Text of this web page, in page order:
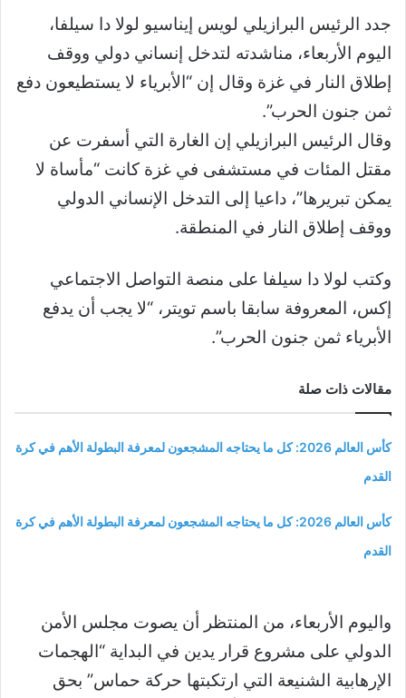
جدد الرئيس البرازيلي لويس إيناسيو لولا دا سيلفا،
اليوم الأربعاء، مناشدته لتدخل إنساني دولي ووقف
إطلاق النار في غزة وقال إن “الأبرياء لا يستطيعون دفع
ثمن جنون الحرب”.
وقال الرئيس البرازيلي إن الغارة التي أسفرت عن
مقتل المئات في مستشفى في غزة كانت “مأساة لا
يمكن تبريرها”، داعيا إلى التدخل الإنساني الدولي
ووقف إطلاق النار في المنطقة.
وكتب لولا دا سيلفا على منصة التواصل الاجتماعي
إكس، المعروفة سابقا باسم تويتر، “لا يجب أن يدفع
الأبرياء ثمن جنون الحرب”.
مقالات ذات صلة
كأس العالم 2026: كل ما يحتاجه المشجعون لمعرفة البطولة الأهم في كرة
القدم
كأس العالم 2026: كل ما يحتاجه المشجعون لمعرفة البطولة الأهم في كرة
القدم
واليوم الأربعاء، من المنتظر أن يصوت مجلس الأمن
الدولي على مشروع قرار يدين في البداية “الهجمات
الإرهابية الشنيعة التي ارتكبتها حركة حماس” بحق